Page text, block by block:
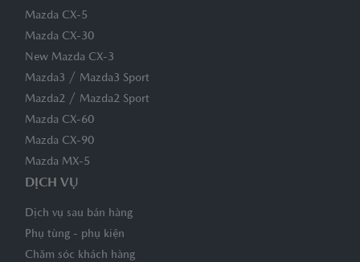
Mazda CX-5
Mazda CX-30
New Mazda CX-3
Mazda3 / Mazda3 Sport
Mazda2 / Mazda2 Sport
Mazda CX-60
Mazda CX-90
Mazda MX-5
DỊCH VỤ
Dịch vụ sau bán hàng
Phụ tùng - phụ kiện
Chăm sóc khách hàng